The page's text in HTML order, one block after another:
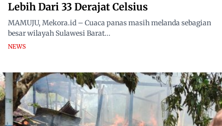
Lebih Dari 33 Derajat Celsius
MAMUJU, Mekora.id – Cuaca panas masih melanda sebagian
besar wilayah Sulawesi Barat...
NEWS